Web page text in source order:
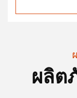
ผลิต